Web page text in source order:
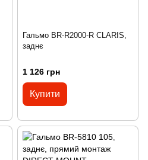
Гальмо BR-R2000-R CLARIS,
заднє
1 126 грн
Купити